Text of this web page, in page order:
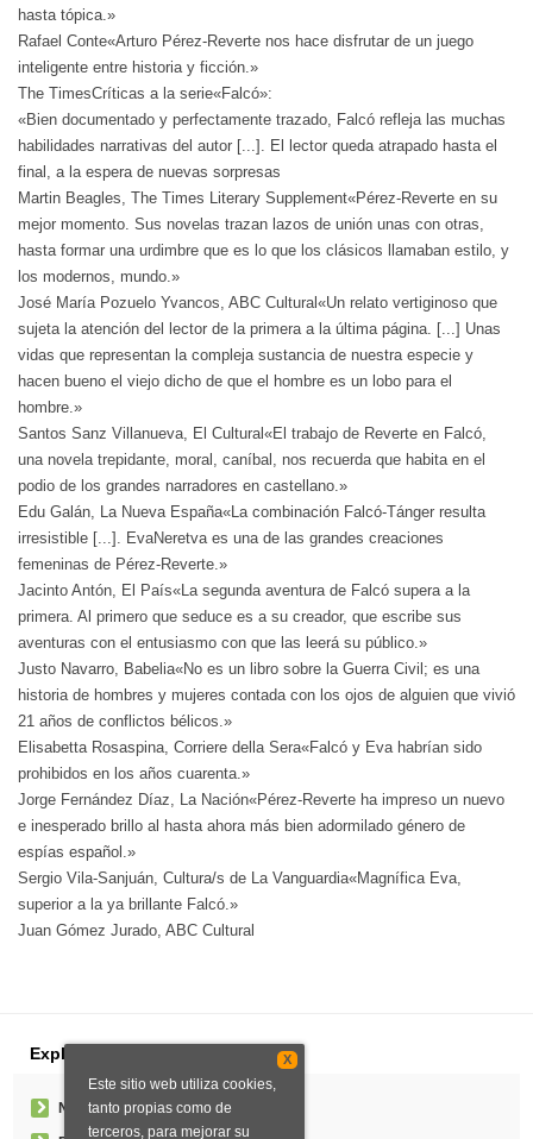
hasta tópica.»
Rafael Conte«Arturo Pérez-Reverte nos hace disfrutar de un juego
inteligente entre historia y ficción.»
The TimesCríticas a la serie«Falcó»:
«Bien documentado y perfectamente trazado, Falcó refleja las muchas
habilidades narrativas del autor [...]. El lector queda atrapado hasta el
final, a la espera de nuevas sorpresas
Martin Beagles, The Times Literary Supplement«Pérez-Reverte en su
mejor momento. Sus novelas trazan lazos de unión unas con otras,
hasta formar una urdimbre que es lo que los clásicos llamaban estilo, y
los modernos, mundo.»
José María Pozuelo Yvancos, ABC Cultural«Un relato vertiginoso que
sujeta la atención del lector de la primera a la última página. [...] Unas
vidas que representan la compleja sustancia de nuestra especie y
hacen bueno el viejo dicho de que el hombre es un lobo para el
hombre.»
Santos Sanz Villanueva, El Cultural«El trabajo de Reverte en Falcó,
una novela trepidante, moral, caníbal, nos recuerda que habita en el
podio de los grandes narradores en castellano.»
Edu Galán, La Nueva España«La combinación Falcó-Tánger resulta
irresistible [...]. EvaNeretva es una de las grandes creaciones
femeninas de Pérez-Reverte.»
Jacinto Antón, El País«La segunda aventura de Falcó supera a la
primera. Al primero que seduce es a su creador, que escribe sus
aventuras con el entusiasmo con que las leerá su público.»
Justo Navarro, Babelia«No es un libro sobre la Guerra Civil; es una
historia de hombres y mujeres contada con los ojos de alguien que vivió
21 años de conflictos bélicos.»
Elisabetta Rosaspina, Corriere della Sera«Falcó y Eva habrían sido
prohibidos en los años cuarenta.»
Jorge Fernández Díaz, La Nación«Pérez-Reverte ha impreso un nuevo
e inesperado brillo al hasta ahora más bien adormilado género de
espías español.»
Sergio Vila-Sanjuán, Cultura/s de La Vanguardia«Magnífica Eva,
superior a la ya brillante Falcó.»
Juan Gómez Jurado, ABC Cultural
Explorar
Noticias
X
Este sitio web utiliza cookies,
tanto propias como de
terceros, para mejorar su